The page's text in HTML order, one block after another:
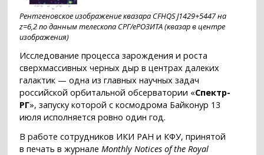
Рентгеновское изображение квазара CFHQS J1429+5447 на
z=6,2 по данным телескопа СРГ/еРОЗИТА (квазар в центре
изображения)
Исследование процесса зарождения и роста
сверхмассивных черных дыр в центрах далеких
галактик — одна из главных научных задач
российской орбитальной обсерватории «Спектр-
РГ», запуску которой с космодрома Байконур 13
июля исполняется ровно один год.
В работе сотрудников ИКИ РАН и КФУ, принятой
в печать в журналеMonthly Notices of the Royal